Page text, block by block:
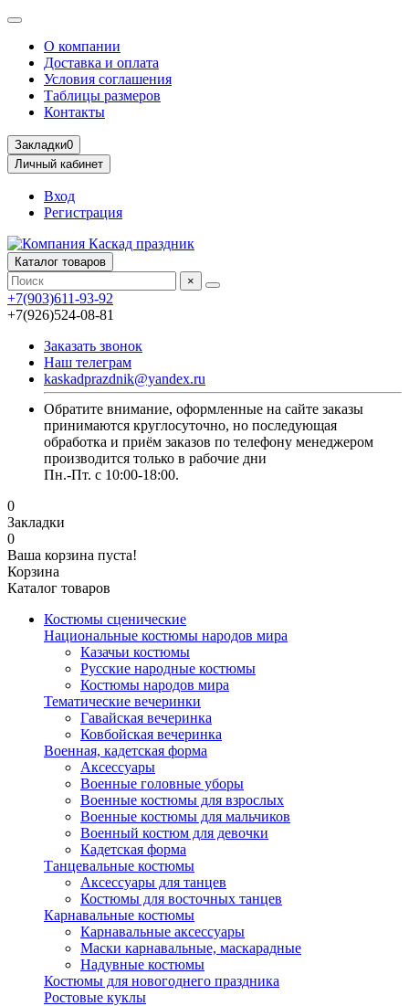
О компании
Доставка и оплата
Условия соглашения
Таблицы размеров
Контакты
Закладки0
Личный кабинет
Вход
Регистрация
Каталог товаров
×
+7(903)611-93-92
+7(926)524-08-81
Заказать звонок
Наш телеграм
kaskadprazdnik@yandex.ru
Обратите внимание, оформленные на сайте заказы
принимаются круглосуточно, но последующая
обработка и приём заказов по телефону менеджером
производится только в рабочие дни
Пн.-Пт. с 10:00-18:00.
0
Закладки
0
Ваша корзина пуста!
Корзина
Каталог товаров
Костюмы сценические
Национальные костюмы народов мира
Казачьи костюмы
Русские народные костюмы
Костюмы народов мира
Тематические вечеринки
Гавайская вечеринка
Ковбойская вечеринка
Военная, кадетская форма
Аксессуары
Военные головные уборы
Военные костюмы для взрослых
Военные костюмы для мальчиков
Военный костюм для девочки
Кадетская форма
Танцевальные костюмы
Аксессуары для танцев
Костюмы для восточных танцев
Карнавальные костюмы
Карнавальные аксессуары
Маски карнавальные, маскарадные
Надувные костюмы
Костюмы для новогоднего праздника
Ростовые куклы